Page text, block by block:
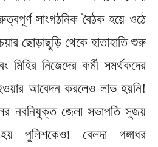
সাংগঠনিক বৈঠক হয়ে ওঠে
ছোড়াছুড়ি থেকে হাতাহাতি শুরু
নিজেদের কর্মী সমর্থকদের
আবেদন করলেও লাভ হয়নি!
নবনিযুক্ত জেলা সভাপতি সুজয়
পুলিশকেও! বেলদা গঙ্গাধর